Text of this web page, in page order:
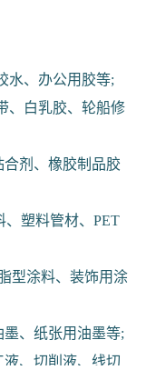
水、办公用胶等;
、白乳胶、轮船修
合剂、橡胶制品胶
、塑料管材、PET
型涂料、装饰用涂
、纸张用油墨等;
、切削液、线切